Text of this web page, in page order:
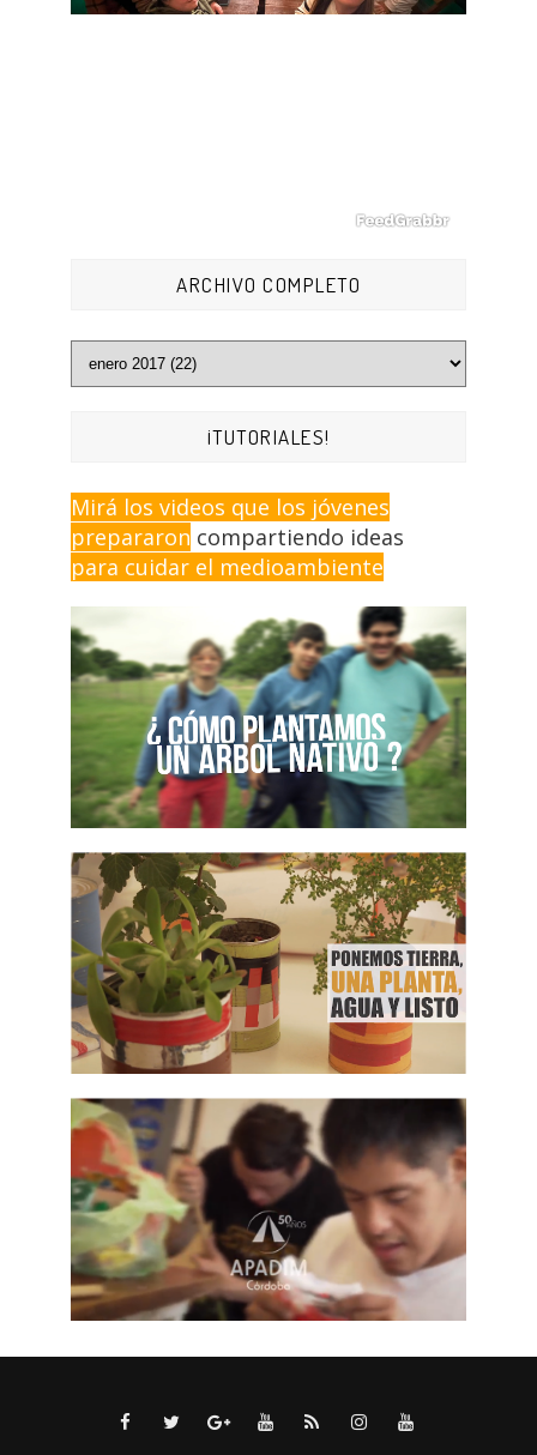
ARCHIVO COMPLETO
¡TUTORIALES!
Mirá los videos que los jóvenes
prepararon compartiendo ideas
para cuidar el medioambiente